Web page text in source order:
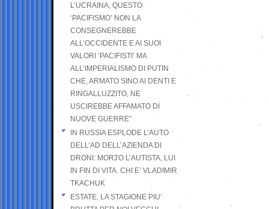
L’UCRAINA, QUESTO
‘PACIFISMO’ NON LA
CONSEGNEREBBE
ALL’OCCIDENTE E AI SUOI
VALORI ‘PACIFISTI’ MA
ALL’IMPERIALISMO DI PUTIN
CHE, ARMATO SINO AI DENTI E
RINGALLUZZITO, NE
USCIREBBE AFFAMATO DI
NUOVE GUERRE”
IN RUSSIA ESPLODE L’AUTO
DELL’AD DELL’AZIENDA DI
DRONI: MORTO L’AUTISTA, LUI
IN FIN DI VITA. CHI E’ VLADIMIR
TKACHUK
ESTATE, LA STAGIONE PIU’